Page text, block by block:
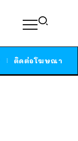
ติดต่อโฆษณา